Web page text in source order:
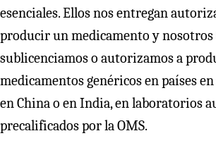
esenciales. Ellos nos entregan
producir un medicamento y nosotros
sublicenciamos o autorizamos a
medicamentos genéricos en países
en China o en India, en laboratorios
precalificados por la OMS.